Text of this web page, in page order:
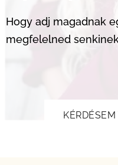
Hogy adj magadnak
megfelelned